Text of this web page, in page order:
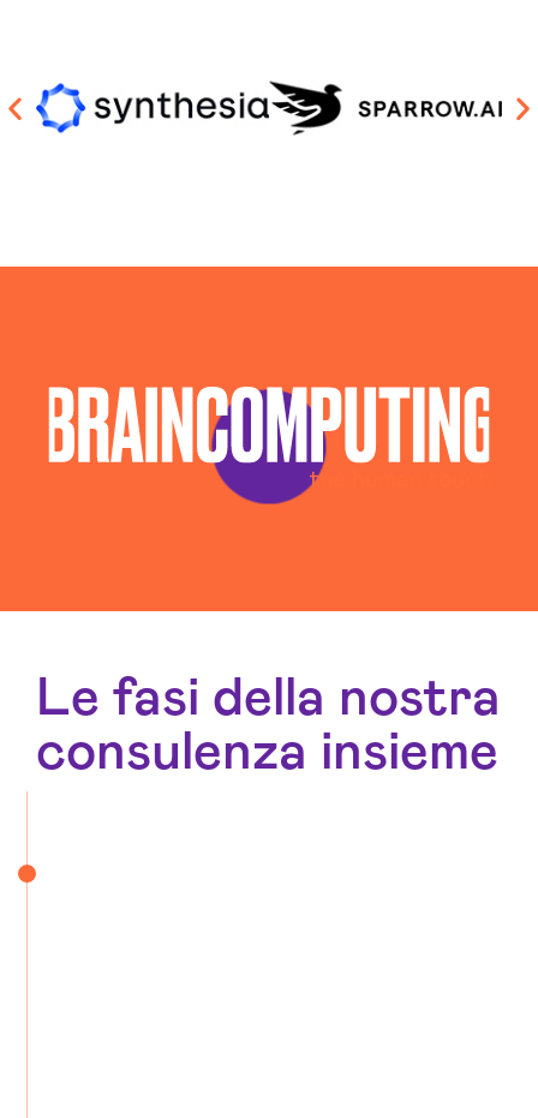
Le fasi della nostra
consulenza insieme